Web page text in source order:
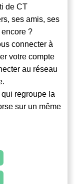
de CT
ses amis, ses
?
connecter à
votre compte
au réseau
regroupe la
sur un même